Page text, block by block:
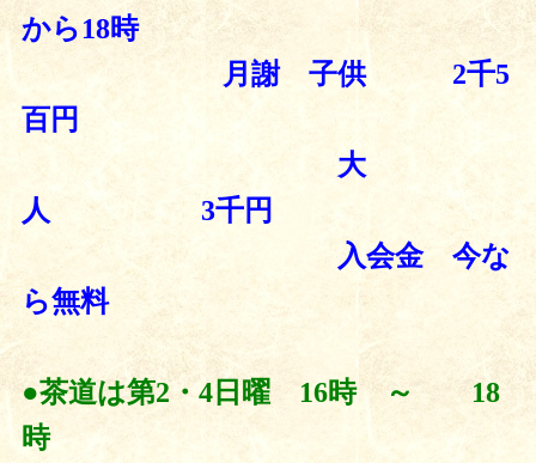
から18時
月謝 子供 2千5
百円
大
人 3千円
入会金 今な
ら無料
●茶道は第2・4日曜 16時 ～ 18
時